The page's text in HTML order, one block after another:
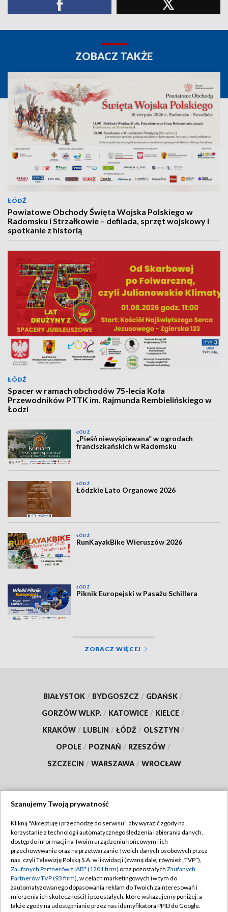
ZOBACZ TAKŻE
ŁÓDŹ
Powiatowe Obchody Święta Wojska Polskiego w
Radomsku i Strzałkowie – defilada, sprzęt wojskowy i
spotkanie z historią
ŁÓDŹ
Spacer w ramach obchodów 75-lecia Koła
Przewodników PTTK im. Rajmunda Rembielińskiego w
Łodzi
ŁÓDŹ
„Pieśń niewyśpiewana” w ogrodach
franciszkańskich w Radomsku
ŁÓDŹ
Łódzkie Lato Organowe 2026
ŁÓDŹ
RunKayakBike Wieruszów 2026
ŁÓDŹ
Piknik Europejski w Pasażu Schillera
ZOBACZ WIĘCEJ
BIAŁYSTOK / BYDGOSZCZ / GDAŃSK /
GORZÓW WLKP. / KATOWICE / KIELCE /
KRAKÓW / LUBLIN / ŁÓDŹ / OLSZTYN /
OPOLE / POZNAŃ / RZESZÓW /
SZCZECIN / WARSZAWA / WROCŁAW
TVP
Abonament TVP
Emisja w TVP
Centrum informacji TVP
Naziemna Telewizja Cyfrowa
Regulamin TVP
Polityka prywatności
Moje zgody
Pomoc
Szanujemy Twoją prywatność
Kliknij "Akceptuję i przechodzę do serwisu", aby wyrazić zgody na
korzystanie z technologii automatycznego śledzenia i zbierania danych,
dostęp do informacji na Twoim urządzeniu końcowym i ich
przechowywanie oraz na przetwarzanie Twoich danych osobowych przez
nas, czyli Telewizję Polską S.A. w likwidacji (zwaną dalej również „TVP”),
Zaufanych Partnerów z IAB* (1201 firm) oraz pozostałych Zaufanych
Partnerów TVP (93 firm), w celach marketingowych (w tym do
zautomatyzowanego dopasowania reklam do Twoich zainteresowań i
mierzenia ich skuteczności) i pozostałych, które wskazujemy poniżej, a
także zgody na udostępnianie przez nas identyfikatora PPID do Google.